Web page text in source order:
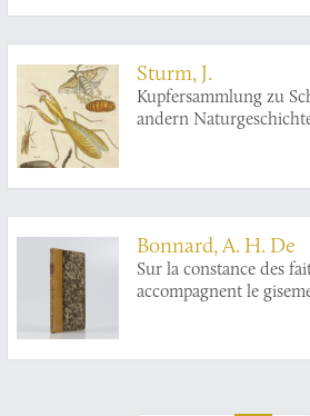
im Jahre 1823
Sturm, J.
Kupfersammlung zu
andern
Bonnard, A. H. De
Sur la constance des
accompagnent le